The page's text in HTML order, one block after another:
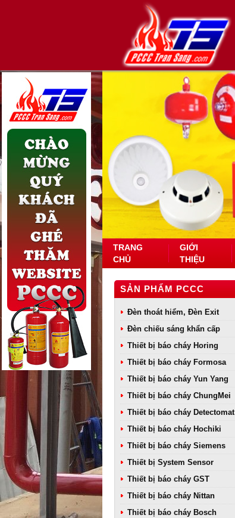
TRANG
CHỦ
GIỚI
THIỆU
SẢN PHẨM PCCC
Đèn thoát hiểm, Đèn Exit
Đèn chiếu sáng khẩn cấp
Thiết bị báo cháy Horing
Thiết bị báo cháy Formosa
Thiết bị báo cháy Yun Yang
Thiết bị báo cháy ChungMei
Thiết bị báo cháy Detectomat
Thiết bị báo cháy Hochiki
Thiết bị báo cháy Siemens
Thiết bị System Sensor
Thiết bị báo cháy GST
Thiết bị báo cháy Nittan
Thiết bị báo cháy Bosch